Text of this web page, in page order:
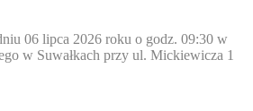
06 lipca 2026 roku o godz. 09:30 w
w Suwałkach przy ul. Mickiewicza 1